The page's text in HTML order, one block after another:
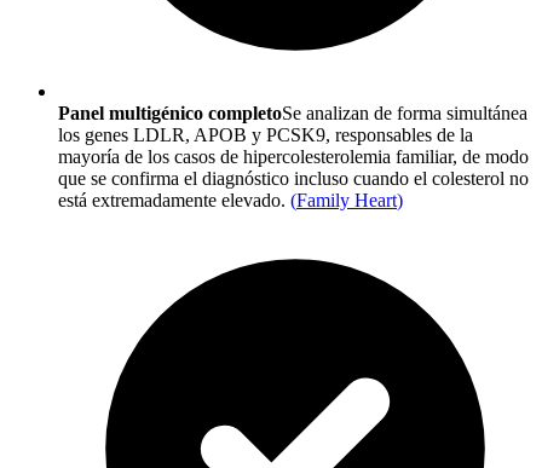
Panel multigénico completoSe analizan de forma simultánea
los genes LDLR, APOB y PCSK9, responsables de la
mayoría de los casos de hipercolesterolemia familiar, de modo
que se confirma el diagnóstico incluso cuando el colesterol no
está extremadamente elevado. (Family Heart)